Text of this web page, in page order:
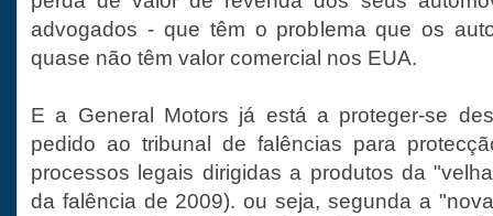
advogados - que têm o problema que os
quase não têm valor comercial nos EUA.
E a General Motors já está a proteger-se
pedido ao tribunal de falências para
processos legais dirigidas a produtos da
da falência de 2009). ou seja, segunda a